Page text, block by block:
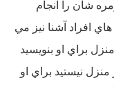
شان را انجام
افراد آشنا نيز مي
براي او بنويسيد
نیستید براي او